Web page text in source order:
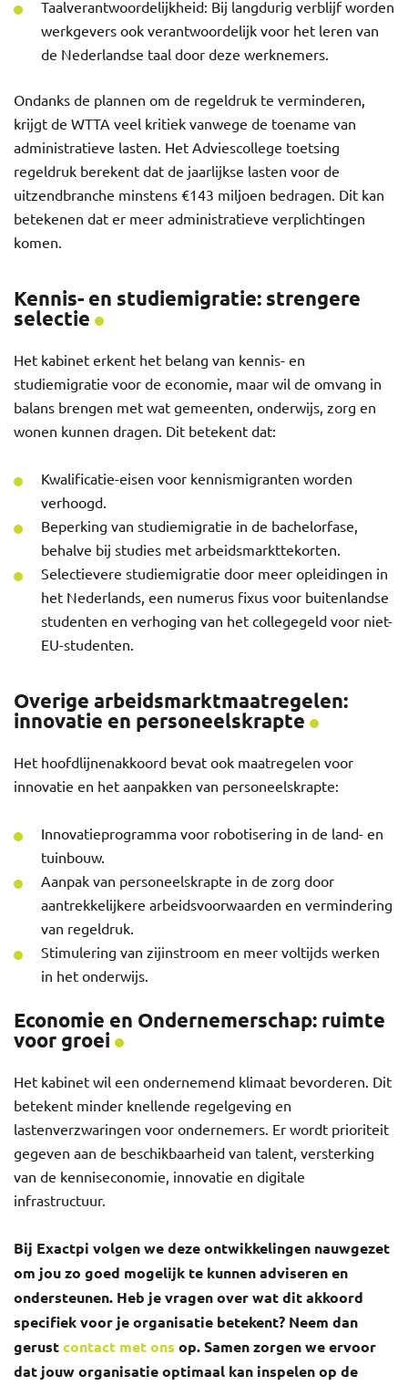
Taalverantwoordelijkheid: Bij langdurig verblijf worden
werkgevers ook verantwoordelijk voor het leren van
de Nederlandse taal door deze werknemers.
Ondanks de plannen om de regeldruk te verminderen,
krijgt de WTTA veel kritiek vanwege de toename van
administratieve lasten. Het Adviescollege toetsing
regeldruk berekent dat de jaarlijkse lasten voor de
uitzendbranche minstens €143 miljoen bedragen. Dit kan
betekenen dat er meer administratieve verplichtingen
komen.
Kennis- en studiemigratie: strengere
selectie
Het kabinet erkent het belang van kennis- en
studiemigratie voor de economie, maar wil de omvang in
balans brengen met wat gemeenten, onderwijs, zorg en
wonen kunnen dragen. Dit betekent dat:
Kwalificatie-eisen voor kennismigranten worden
verhoogd.
Beperking van studiemigratie in de bachelorfase,
behalve bij studies met arbeidsmarkttekorten.
Selectievere studiemigratie door meer opleidingen in
het Nederlands, een numerus fixus voor buitenlandse
studenten en verhoging van het collegegeld voor niet-
EU-studenten.
Overige arbeidsmarktmaatregelen:
innovatie en personeelskrapte
Het hoofdlijnenakkoord bevat ook maatregelen voor
innovatie en het aanpakken van personeelskrapte:
Innovatieprogramma voor robotisering in de land- en
tuinbouw.
Aanpak van personeelskrapte in de zorg door
aantrekkelijkere arbeidsvoorwaarden en vermindering
van regeldruk.
Stimulering van zijinstroom en meer voltijds werken
in het onderwijs.
Economie en Ondernemerschap: ruimte
voor groei
Het kabinet wil een ondernemend klimaat bevorderen. Dit
betekent minder knellende regelgeving en
lastenverzwaringen voor ondernemers. Er wordt prioriteit
gegeven aan de beschikbaarheid van talent, versterking
van de kenniseconomie, innovatie en digitale
infrastructuur.
Bij Exactpi volgen we deze ontwikkelingen nauwgezet
om jou zo goed mogelijk te kunnen adviseren en
ondersteunen. Heb je vragen over wat dit akkoord
specifiek voor je organisatie betekent? Neem dan
gerust contact met ons op. Samen zorgen we ervoor
dat jouw organisatie optimaal kan inspelen op de